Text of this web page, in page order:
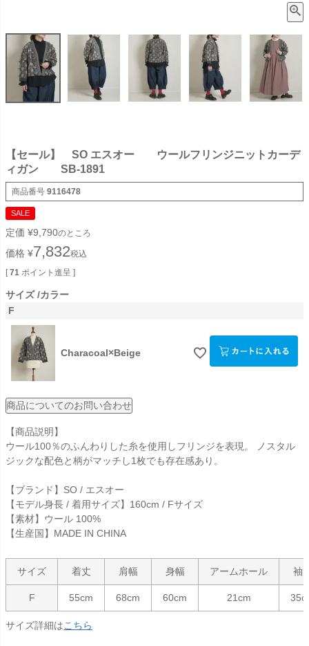
【セール】 SO エスオー ウールフリンジニットカーデ
ィガン SB-1891
商品番号 9116478
SALE
定価 ¥9,790のところ
価格 ¥7,832税込
[ 71 ポイント進呈 ]
サイズ カラー
F
Characoal×Beige
商品についてのお問い合わせ
【商品説明】
ウール100％のふんわりした糸を使用しフリンジを表現。 ノスタル
ジックな配色と柄がマッチし1枚でも存在感あり。
【ブランド】SO / エスオー
【モデル身長 / 着用サイズ】160cm / Fサイズ
【素材】ウール 100%
【生産国】MADE IN CHINA
サイズ 着丈 肩幅 身幅 アームホール 袖
F 55cm 68cm 60cm 21cm
サイズ詳細はこちら